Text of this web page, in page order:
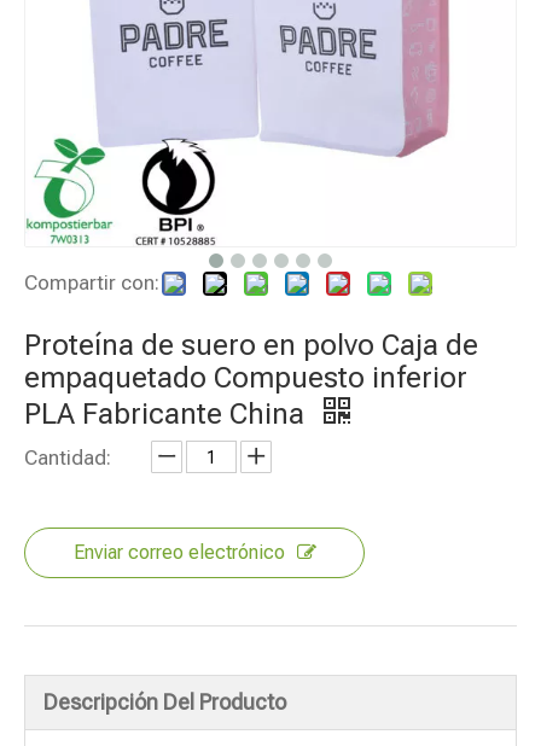
Compartir con:
Proteína de suero en polvo Caja de
empaquetado Compuesto inferior
PLA Fabricante China
Cantidad:
Enviar correo electrónico
Descripción Del Producto